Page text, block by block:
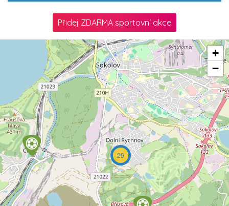
Přidej ZDARMA sportovní akce
29
+
−